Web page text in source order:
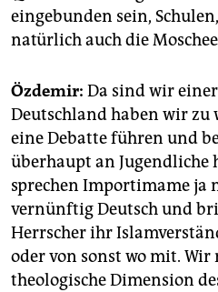
eingebunden sein,
natürlich auch die
Özdemir: Da sind wir
Deutschland haben wir zu
eine Debatte führen und
überhaupt an Jugendliche
sprechen Importimame ja
vernünftig Deutsch und
Herrscher ihr
oder von sonst wo mit. Wir
theologische Dimension